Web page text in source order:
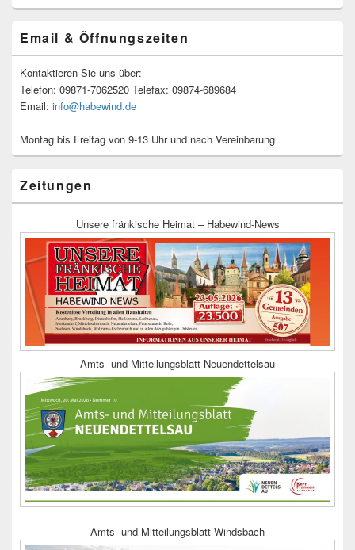
Email & Öffnungszeiten
Kontaktieren Sie uns über:
Telefon: 09871-7062520 Telefax: 09874-689684
Email: info@habewind.de
Montag bis Freitag von 9-13 Uhr und nach Vereinbarung
Zeitungen
Unsere fränkische Heimat – Habewind-News
Amts- und Mitteilungsblatt Neuendettelsau
Amts- und Mitteilungsblatt Windsbach